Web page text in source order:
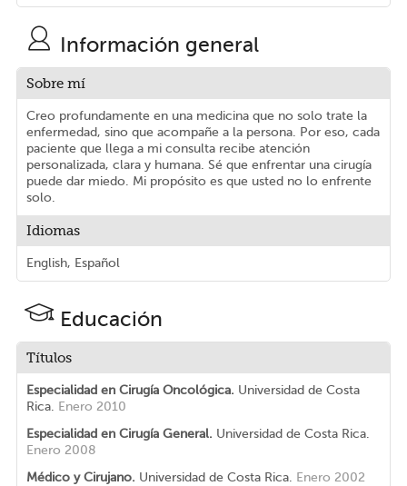
Información general
Sobre mí
Creo profundamente en una medicina que no solo trate la
enfermedad, sino que acompañe a la persona. Por eso, cada
paciente que llega a mi consulta recibe atención
personalizada, clara y humana. Sé que enfrentar una cirugía
puede dar miedo. Mi propósito es que usted no lo enfrente
solo.
Idiomas
English, Español
Educación
Títulos
Especialidad en Cirugía Oncológica. Universidad de Costa
Rica. Enero 2010
Especialidad en Cirugía General. Universidad de Costa Rica.
Enero 2008
Médico y Cirujano. Universidad de Costa Rica. Enero 2002